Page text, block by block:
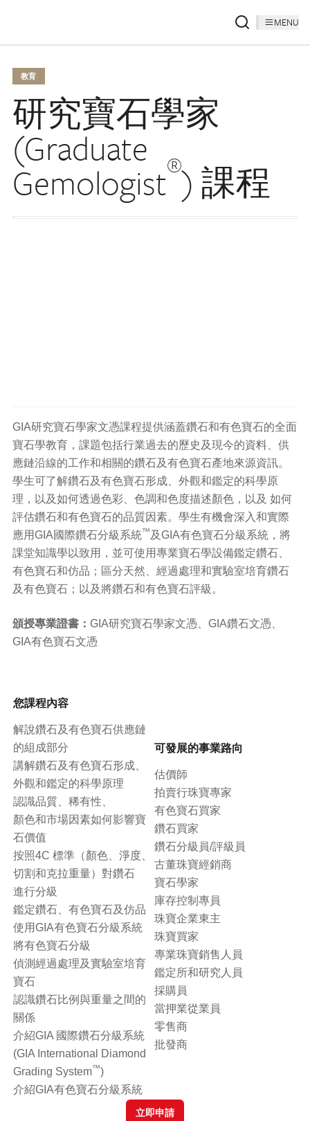
MENU
教育
研究寶石學家
(Graduate
Gemologist®) 課程
GIA研究寶石學家文憑課程提供涵蓋鑽石和有色寶石的全面
寶石學教育，課題包括行業過去的歷史及現今的資料、供
應鏈沿線的工作和相關的鑽石及有色寶石產地來源資訊。
學生可了解鑽石及有色寶石形成、外觀和鑑定的科學原
理，以及如何透過色彩、色調和色度描述顏色，以及 如何
評估鑽石和有色寶石的品質因素。學生有機會深入和實際
應用GIA國際鑽石分級系統™ 及GIA有色寶石分級系統，將
課堂知識學以致用，並可使用專業寶石學設備鑑定鑽石、
有色寶石和仿品；區分天然、經過處理和實驗室培育鑽石
及有色寶石；以及將鑽石和有色寶石評級。
頒授專業證書： GIA研究寶石學家文憑、GIA鑽石文憑、
GIA有色寶石文憑
您課程內容
解說鑽石及有色寶石供應鏈
的組成部分
講解鑽石及有色寶石形成、
外觀和鑑定的科學原理
認識品質、稀有性、
顏色和市場因素如何影響寶
石價值
按照4C 標準（顏色、淨度、
切割和克拉重量）對鑽石
進行分級
鑑定鑽石、有色寶石及仿品
使用GIA有色寶石分級系統
將有色寶石分級
偵測經過處理及實驗室培育
寶石
認識鑽石比例與重量之間的
關係
介紹GIA 國際鑽石分級系統
(GIA International Diamond
Grading System™)
介紹GIA有色寶石分級系統
可發展的事業路向
估價師
拍賣行珠寶專家
有色寶石買家
鑽石買家
鑽石分級員/評級員
古董珠寶經銷商
寶石學家
庫存控制專員
珠寶企業東主
珠寶買家
專業珠寶銷售人員
鑑定所和研究人員
採購員
當押業從業員
零售商
批發商
立即申請